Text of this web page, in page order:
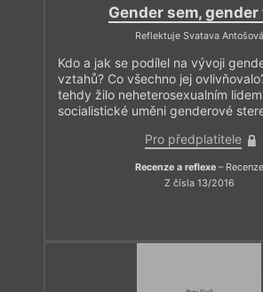
Gender sem, gender
Reflektuje Svatava Antošová
Kdo a jak se podílel na vývoji
vztahů? Co všechno jej
tehdy žilo neheterosexualním
socialistické uměni genderové
Pro předplatitele
Recenze a reflexe– Recenze
Z čísla 13/2016